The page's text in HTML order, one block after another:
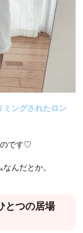
ミングされたロン
のです♡
んだとか。
とつの居場